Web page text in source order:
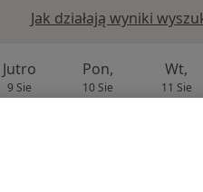
Jak działają wyniki
Jutro
9 Sie
Pon,
10 Sie
Wt,
11 Sie